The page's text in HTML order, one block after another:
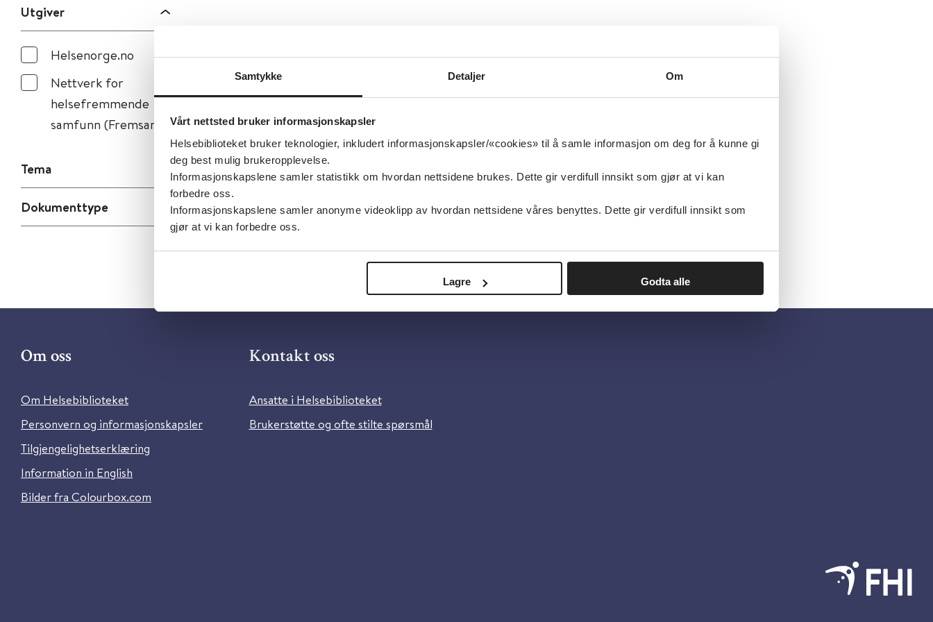
Samtykke Detaljer Om
Vårt nettsted bruker informasjonskapsler
Helsebiblioteket bruker teknologier, inkludert informasjonskapsler/«cookies» til å samle informasjon om deg for å kunne gi
deg best mulig brukeropplevelse.
Informasjonskapslene samler statistikk om hvordan nettsidene brukes. Dette gir verdifull innsikt som gjør at vi kan
forbedre oss.
Informasjonskapslene samler anonyme videoklipp av hvordan nettsidene våres benyttes. Dette gir verdifull innsikt som
gjør at vi kan forbedre oss.
Lagre Godta alle
Utgiver
Helsenorge.no
Nettverk for
helsefremmende
samfunn (Fremsam)
Tema
Dokumenttype
Om oss
Om Helsebiblioteket
Personvern og informasjonskapsler
Tilgjengelighetserklæring
Information in English
Bilder fra Colourbox.com
Kontakt oss
Ansatte i Helsebiblioteket
Brukerstøtte og ofte stilte spørsmål